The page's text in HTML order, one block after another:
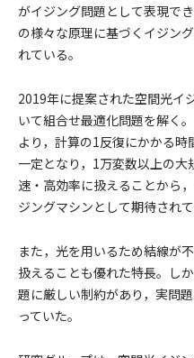
がイジング問題として表現で
の様々な原理に基づくイジン
れている。
2019年に提案された空間光イ
いて組合せ最適化問題を解く
より，計算の1反復にかかる
一定となり，1万変数以上の
速・高効率に扱えることから
ジングマシンとして期待されて
また，光を用いるため結線が
扱えることも優れた特長。し
題に厳しい制約があり，実問
っていた。